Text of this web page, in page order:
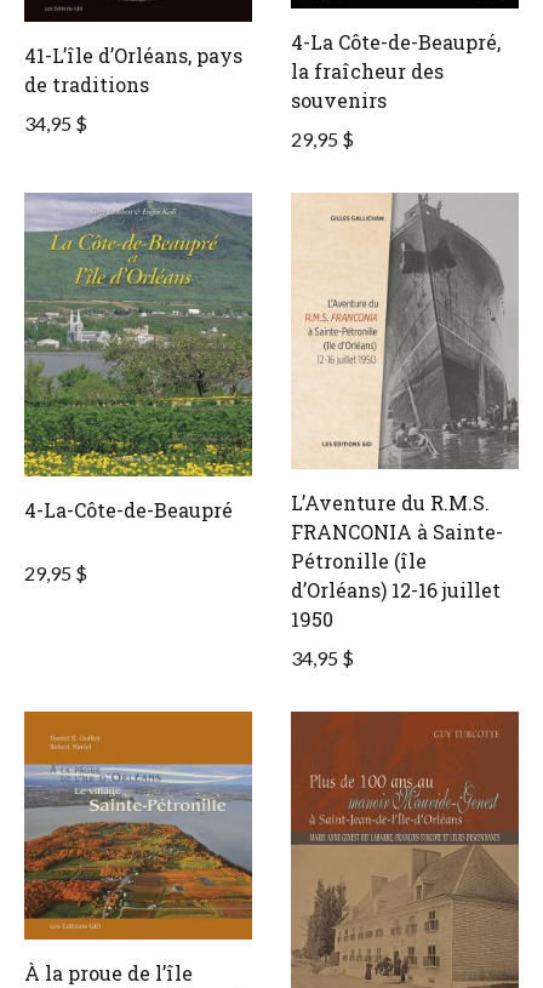
41-L’île d’Orléans, pays
de traditions
34,95 $
4-La Côte-de-Beaupré,
la fraîcheur des
souvenirs
29,95 $
4-La-Côte-de-Beaupré
29,95 $
L’Aventure du R.M.S.
FRANCONIA à Sainte-
Pétronille (île
d’Orléans) 12-16 juillet
1950
34,95 $
À la proue de l’île